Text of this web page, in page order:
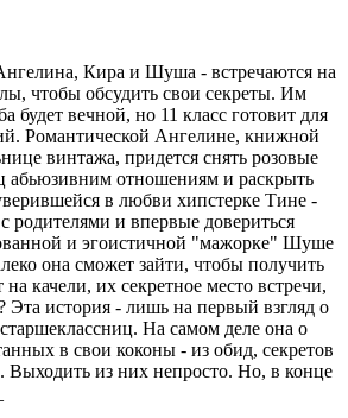
Кира и Шуша - встречаются на
чтобы обсудить свои секреты. Им
будет вечной, но 11 класс готовит для
Романтической Ангелине, книжной
винтажа, придется снять розовые
абьюзивним отношениям и раскрыть
в любви хипстерке Тине -
родителями и впервые довериться
и эгоистичной "мажорке" Шуше
она сможет зайти, чтобы получить
качели, их секретное место встречи,
Эта история - лишь на первый взгляд о
На самом деле она о
в свои коконы - из обид, секретов
Выходить из них непросто. Но, в конце